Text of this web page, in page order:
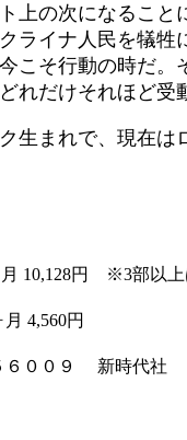
上の次になるこ
ライナ人民を犠
そ行動の時だ。
れだけそれほど受
生まれで、現在は
月 10,128円 ※3部以
4,560円
６００９ 新時代社